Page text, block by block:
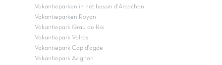
Vakantieparken in het bassin d'Arcachon
Vakantieparken Royan
Vakantiepark Grau du Roi
Vakantiepark Valras
Vakantiepark Cap d'agde
Vakantiepark Avignon